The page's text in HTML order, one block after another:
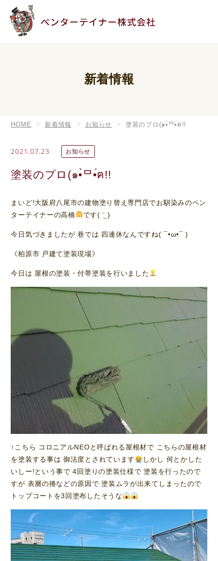
新着情報
HOME 新着情報 お知らせ 塗装のプロ(๑•̀ᄆ•́ฅ!!
2021.07.23 お知らせ
塗装のプロ(๑•̀ᄆ•́ฅ!!
まいど!大阪府八尾市の建物塗り替え専門店でお馴染みのペン
ターテイナーの高橋
です( ¨̮ )
今日気づきましたが 巷では 四連休なんですね( ¯•ω•¯ )
《柏原市 戸建て塗装現場》
今日は 屋根の塗装・付帯塗装を行いました
↑こちら コロニアルNEOと呼ばれる屋根材で こちらの屋根材
を塗装する事は 御法度とされています
しかし 何とかした
いしー!という事で 4回塗りの塗装仕様で 塗装を行ったので
すが 表層の捲などの原因で 塗装ムラが出来てしまったので
トップコートを3回塗布したそうな